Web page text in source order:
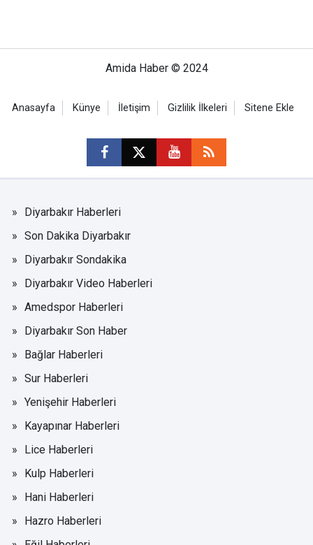
Amida Haber © 2024
Anasayfa Künye İletişim Gizlilik İlkeleri Sitene Ekle
Diyarbakır Haberleri
Son Dakika Diyarbakır
Diyarbakır Sondakika
Diyarbakır Video Haberleri
Amedspor Haberleri
Diyarbakır Son Haber
Bağlar Haberleri
Sur Haberleri
Yenişehir Haberleri
Kayapınar Haberleri
Lice Haberleri
Kulp Haberleri
Hani Haberleri
Hazro Haberleri